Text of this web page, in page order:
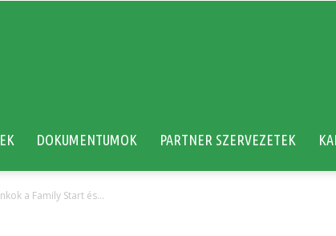
DOKUMENTUMOK PARTNER SZERVEZETEK
a Family Start és...